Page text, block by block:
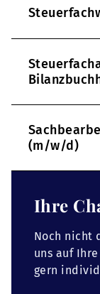
(m/w/d)
Ihre
Noch nicht
uns auf
gern